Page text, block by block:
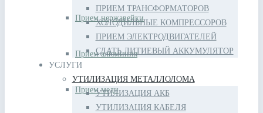
Прием нержавейки
Прием алюминия
Прием меди
ПРИЕМ ТРАНСФОРМАТОРОВ
ХОЛОДИЛЬНЫЕ КОМПРЕССОРОВ
ПРИЕМ ЭЛЕКТРОДВИГАТЕЛЕЙ
СДАТЬ ЛИТИЕВЫЙ АККУМУЛЯТОР
УСЛУГИ
УТИЛИЗАЦИЯ МЕТАЛЛОЛОМА
УТИЛИЗАЦИЯ АКБ
УТИЛИЗАЦИЯ КАБЕЛЯ